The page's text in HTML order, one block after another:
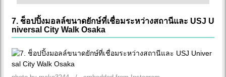
7. ช็อปปิ้งมอลล์ขนาดยักษ์ที่เชื่อมระหว่างสถานีและ USJ U
niversal City Walk Osaka